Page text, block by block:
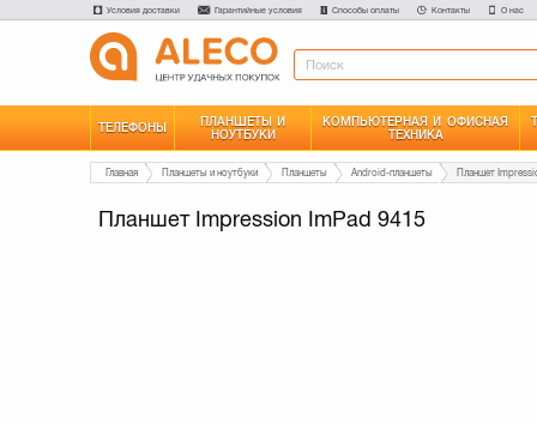
Условия доставки Гарантийные условия Способы оплаты Контакты О нас
ТЕЛЕФОНЫ
ПЛАНШЕТЫ И
НОУТБУКИ
КОМПЬЮТЕРНАЯ И ОФИСНАЯ
ТЕХНИКА
Главная Планшеты и ноутбуки Планшеты Android-планшеты Планшет
Планшет Impression ImPad 9415